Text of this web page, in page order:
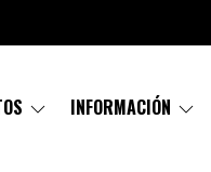
INFORMACIÓN